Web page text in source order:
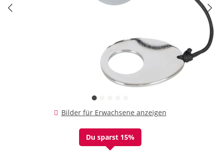
Bilder für Erwachsene anzeigen
Du sparst 15%